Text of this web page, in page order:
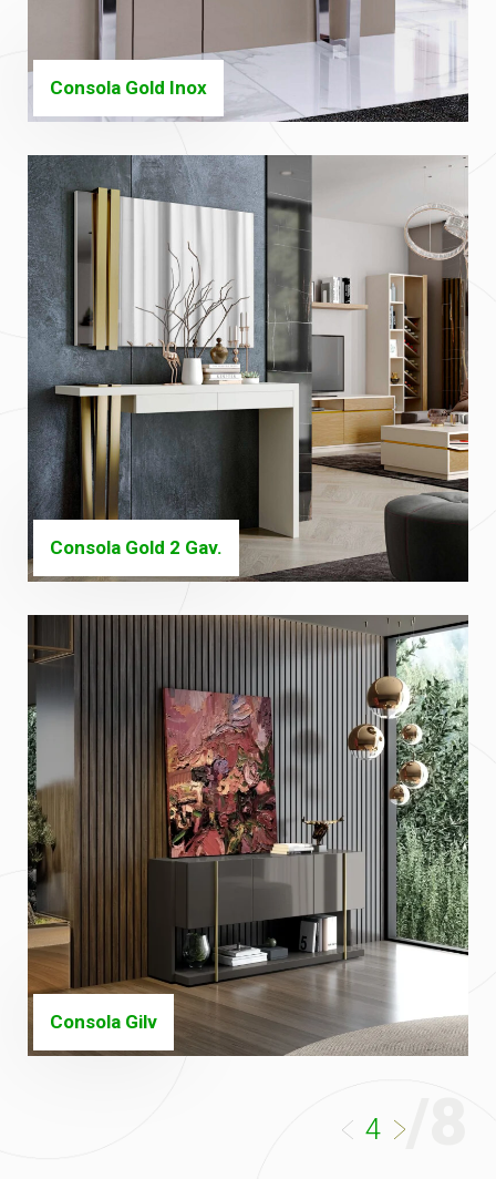
Consola Gold Inox
Consola Gold 2 Gav.
Consola Gilv
4